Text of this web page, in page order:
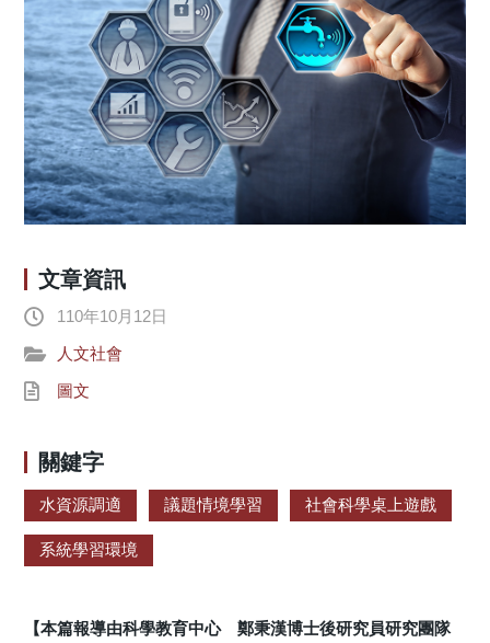
文章資訊
110年10月12日
人文社會
圖文
關鍵字
水資源調適 議題情境學習 社會科學桌上遊戲
系統學習環境
【本篇報導由科學教育中心 鄭秉漢博士後研究員研究團隊